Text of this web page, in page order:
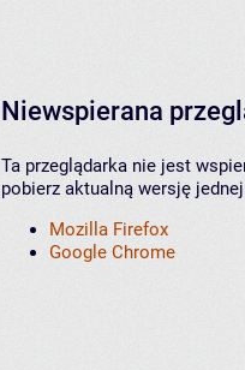
Niewspierana
Ta przeglądarka nie jest
pobierz aktualną wersję
Mozilla Firefox
Google Chrome